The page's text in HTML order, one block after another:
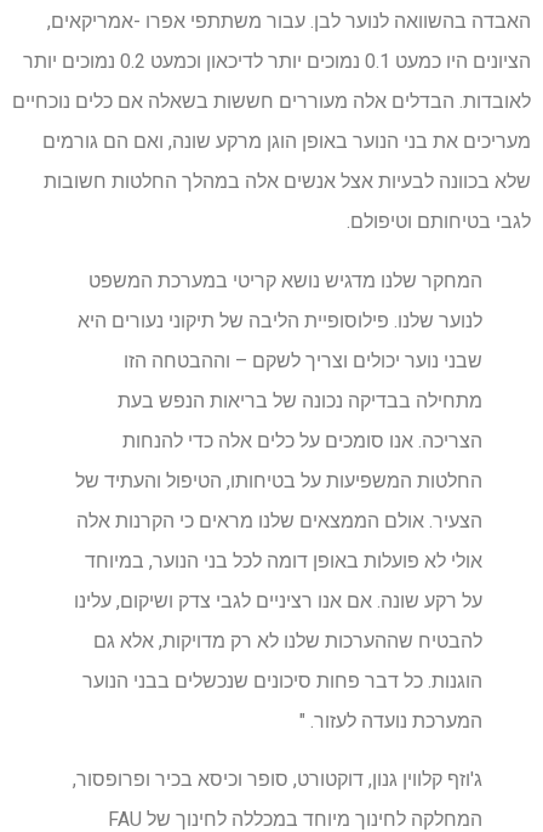
האבדה בהשוואה לנוער לבן. עבור משתתפי אפרו -אמריקאים,
הציונים היו כמעט 0.1 נמוכים יותר לדיכאון וכמעט 0.2 נמוכים יותר
לאובדות. הבדלים אלה מעוררים חששות בשאלה אם כלים נוכחיים
מעריכים את בני הנוער באופן הוגן מרקע שונה, ואם הם גורמים
שלא בכוונה לבעיות אצל אנשים אלה במהלך החלטות חשובות
לגבי בטיחותם וטיפולם.
המחקר שלנו מדגיש נושא קריטי במערכת המשפט
לנוער שלנו. פילוסופיית הליבה של תיקוני נעורים היא
שבני נוער יכולים וצריך לשקם – וההבטחה הזו
מתחילה בבדיקה נכונה של בריאות הנפש בעת
הצריכה. אנו סומכים על כלים אלה כדי להנחות
החלטות המשפיעות על בטיחותו, הטיפול והעתיד של
הצעיר. אולם הממצאים שלנו מראים כי הקרנות אלה
אולי לא פועלות באופן דומה לכל בני הנוער, במיוחד
על רקע שונה. אם אנו רציניים לגבי צדק ושיקום, עלינו
להבטיח שההערכות שלנו לא רק מדויקות, אלא גם
הוגנות. כל דבר פחות סיכונים שנכשלים בבני הנוער
המערכת נועדה לעזור. "
ג'וזף קלווין גנון, דוקטורט, סופר וכיסא בכיר ופרופסור,
המחלקה לחינוך מיוחד במכללה לחינוך של FAU